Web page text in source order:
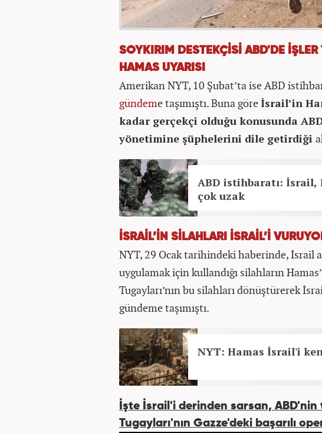
SOYKIRIM DESTEKÇİSİ ABD'DE
HAMAS UYARISI
Amerikan NYT, 10 Şubat’ta ise ABD
gündeme taşımıştı. Buna göreİsrail’in
kadar gerçekçi olduğu konusunda
yönetimine şüphelerini dile getirdiği
ABD istihbaratı: İsrail,
çok uzak
İSRAİL’İN SİLAHLARI İSRAİL’İ
NYT, 29 Ocak tarihindeki haberinde, İsrail
uygulamak için kullandığı silahların
Tugayları’nın bu silahları dönüştürerek
gündeme taşımıştı.
NYT: Hamas İsrail'i
İşte İsrail'i derinden sarsan, ABD'nin
Tugayları'nın Gazze'deki başarılı